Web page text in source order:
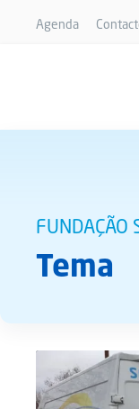
Agenda
FUNDAÇÃO
Tema